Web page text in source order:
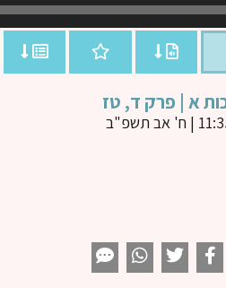
א | פרק ד, טז